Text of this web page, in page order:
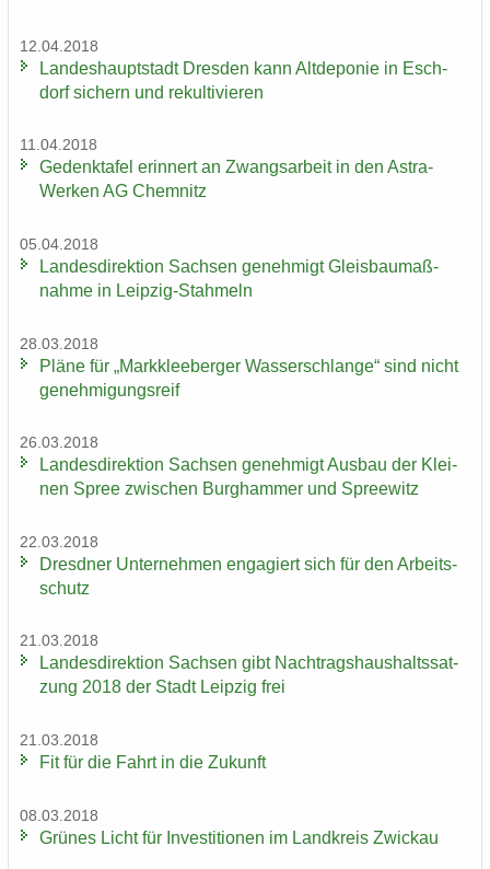
12.04.2018
Lan­des­haupt­stadt Dres­den kann Alt­de­po­nie in Esch­
dorf si­chern und re­kul­ti­vie­ren
11.04.2018
Ge­denk­ta­fel er­in­nert an Zwangs­ar­beit in den Astra-​
Werken AG Chem­nitz
05.04.2018
Lan­des­di­rek­ti­on Sach­sen ge­neh­migt Gleis­bau­maß­
nah­me in Leipzig-​Stahmeln
28.03.2018
Pläne für „Mark­klee­ber­ger Was­ser­schlan­ge“ sind nicht
ge­neh­mi­gungs­reif
26.03.2018
Lan­des­di­rek­ti­on Sach­sen ge­neh­migt Aus­bau der Klei­
nen Spree zwi­schen Burg­ham­mer und Spree­witz
22.03.2018
Dresd­ner Un­ter­neh­men en­ga­giert sich für den Ar­beits­
schutz
21.03.2018
Lan­des­di­rek­ti­on Sach­sen gibt Nach­trags­haus­halts­sat­
zung 2018 der Stadt Leip­zig frei
21.03.2018
Fit für die Fahrt in die Zu­kunft
08.03.2018
Grü­nes Licht für In­ves­ti­tio­nen im Land­kreis Zwi­ckau